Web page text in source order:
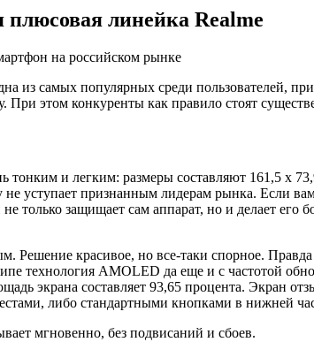
плюсовая линейка Realme
из самых популярных среди пользователей,
При этом конкуренты как правило стоят
тонким и легким: размеры составляют 161,5 х
уступает признанным лидерам рынка. Если
только защищает сам аппарат, но и делает
Решение красивое, но все-таки спорное.
технология AMOLED да еще и с частотой
экрана составляет 93,65 процента. Экран
либо стандартными кнопками в нижней
мгновенно, без подвисаний и сбоев.